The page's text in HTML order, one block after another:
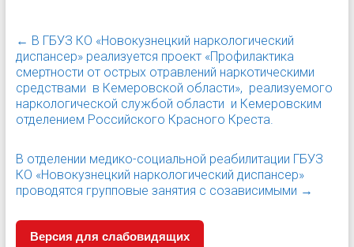
← В ГБУЗ КО «Новокузнецкий наркологический
диспансер» реализуется проект «Профилактика
смертности от острых отравлений наркотическими
средствами в Кемеровской области», реализуемого
наркологической службой области и Кемеровским
отделением Российского Красного Креста.
В отделении медико-социальной реабилитации ГБУЗ
КО «Новокузнецкий наркологический диспансер»
проводятся групповые занятия с созависимыми →
Версия для слабовидящих